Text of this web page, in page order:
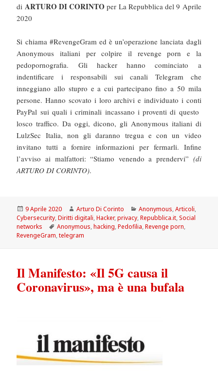
di ARTURO DI CORINTO per La Repubblica del 9 Aprile
2020
Si chiama #RevengeGram ed è un’operazione lanciata dagli
Anonymous italiani per colpire il revenge porn e la
pedopornografia. Gli hacker hanno cominciato a
indentificare i responsabili sui canali Telegram che
inneggiano allo stupro e a cui partecipano fino a 50 mila
persone. Hanno scovato i loro archivi e individuato i conti
PayPal sui quali i criminali incassano i proventi di questo
losco traffico. Da oggi, dicono, gli Anonymous italiani di
LulzSec Italia, non gli daranno tregua e con un video
invitano tutti a fornire informazioni per fermarli. Infine
l’avviso ai malfattori: “Stiamo venendo a prendervi” (di
ARTURO DI CORINTO).
Scritto
il
9 Aprile 2020 Autore
Arturo Di Corinto Categorie
Anonymous,Articoli,
Cybersecurity,Diritti digitali,Hacker,privacy,Repubblica.it,Social
networks
Tag
Anonymous,hacking,Pedofilia,Revenge porn,
RevengeGram,telegram
Il Manifesto: «Il 5G causa il
Coronavirus», ma è una bufala